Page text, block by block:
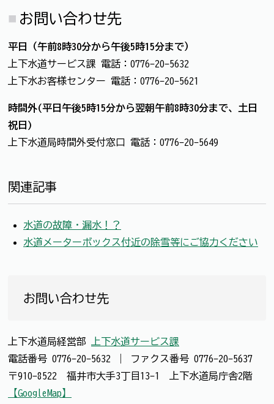
お問い合わせ先
平日（午前8時30分から午後5時15分まで）
上下水道サービス課 電話：0776-20-5632
上下水お客様センター 電話：0776-20-5621
時間外(平日午後5時15分から翌朝午前8時30分まで、土日
祝日)
上下水道局時間外受付窓口 電話：0776-20-5649
関連記事
水道の故障・漏水！？
水道メーターボックス付近の除雪等にご協力ください
お問い合わせ先
上下水道局経営部
上下水道サービス課
電話番号 0776-20-5632 ファクス番号 0776-20-5637
〒910-8522 福井市大手3丁目13-1 上下水道局庁舎2階
【GoogleMap】